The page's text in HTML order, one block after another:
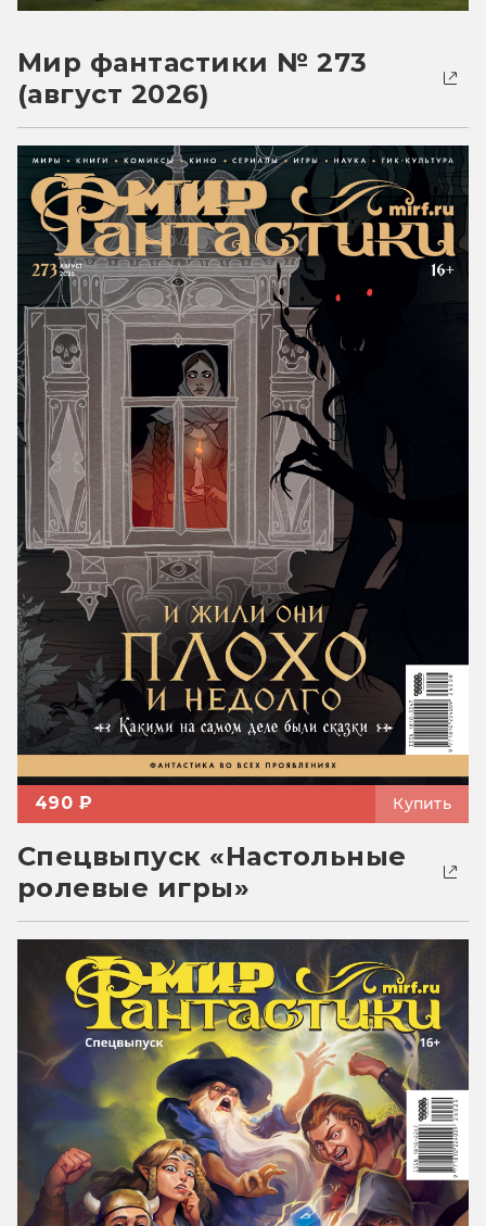
Мир фантастики № 273
(август 2026)
490 ₽ Купить
Спецвыпуск «Настольные
ролевые игры»